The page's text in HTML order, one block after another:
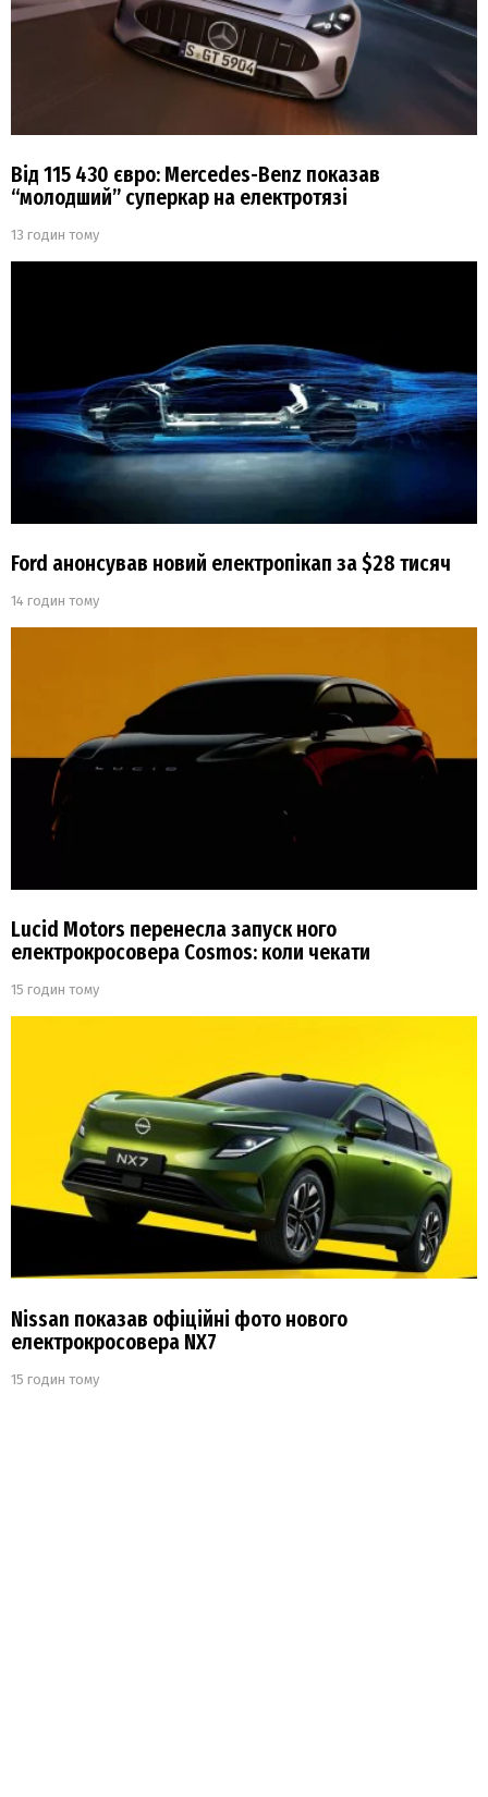
Від 115 430 євро: Mercedes-Benz показав
“молодший” суперкар на електротязі
13 годин тому
Ford анонсував новий електропікап за $28 тисяч
14 годин тому
Lucid Motors перенесла запуск ного
електрокросовера Cosmos: коли чекати
15 годин тому
Nissan показав офіційні фото нового
електрокросовера NX7
15 годин тому